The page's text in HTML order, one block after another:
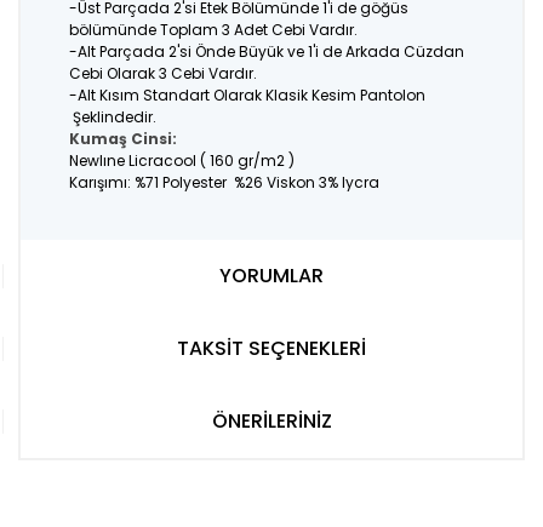
-Üst Parçada 2'si Etek Bölümünde 1'i de göğüs
bölümünde Toplam 3 Adet Cebi Vardır.
-Alt Parçada 2'si Önde Büyük ve 1'i de Arkada Cüzdan
Cebi Olarak 3 Cebi Vardır.
-Alt Kısım Standart Olarak Klasik Kesim Pantolon
Şeklindedir.
Kumaş Cinsi:
Newlıne Licracool ( 160 gr/m2 )
Karışımı: %71 Polyester %26 Viskon 3% lycra
YORUMLAR
TAKSİT SEÇENEKLERİ
ÖNERİLERİNİZ